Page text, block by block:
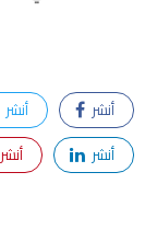
أنشر أنشر
أنشر
أنشر